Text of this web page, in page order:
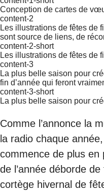
Conception de cartes de
content-2
Les illustrations de fêtes de
sont source de liens, de
content-2-short
Les illustrations de fêtes de
content-3
La plus belle saison pour
fin d’année qui feront
content-3-short
La plus belle saison pour
Comme l’annonce la
la radio chaque
commence de plus
de l’année déborde
cortège hivernal de